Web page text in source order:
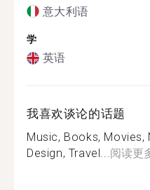
意大利语
学
英语
我喜欢谈论的话题
Music, Books, Movies,
Design, Travel...阅读更